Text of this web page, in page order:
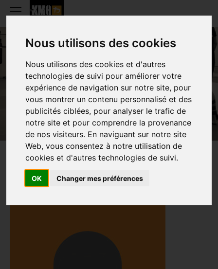
Nous utilisons des cookies
Nous utilisons des cookies et d'autres
technologies de suivi pour améliorer votre
expérience de navigation sur notre site, pour
vous montrer un contenu personnalisé et des
publicités ciblées, pour analyser le trafic de
notre site et pour comprendre la provenance
de nos visiteurs. En naviguant sur notre site
Web, vous consentez à notre utilisation de
cookies et d'autres technologies de suivi.
OK Changer mes préférences
ALEX DU MONG
PRESENTATIE